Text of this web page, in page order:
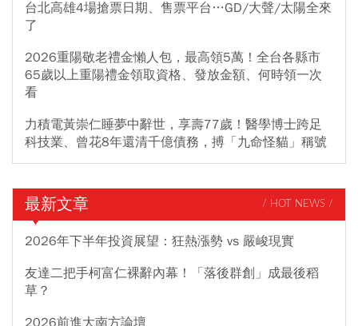
台北高雄4場搶票日期、售票平台…GD/大聲/太陽全來
了
2026重陽敬老禮金懶人包，最高領5萬！全台各縣市
65歲以上重陽禮金領取資格、發放金額、何時領一次
看
力積電黃崇仁睡夢中辭世，享壽77歲！醫學博士跨足
科技業、曾花8年還清千億債務，搏「九命怪貓」稱號
最新文章 / HOT NEWS /
2026年下半年投資展望：狂熱漲勢 vs 嚴峻現實
友達二把手柯富仁裸辭內幕！「落後群創」成最後稻
草？
2026前進大南方論壇